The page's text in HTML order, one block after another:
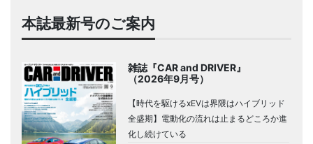
本誌最新号のご案内
雑誌『CAR and DRIVER』
（2026年9月号）
【時代を駆けるxEVは界隈はハイブリッド
全盛期】電動化の流れは止まるどころか進
化し続けている